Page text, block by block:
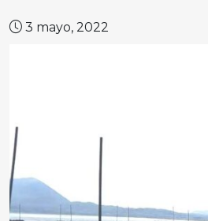
3 mayo, 2022